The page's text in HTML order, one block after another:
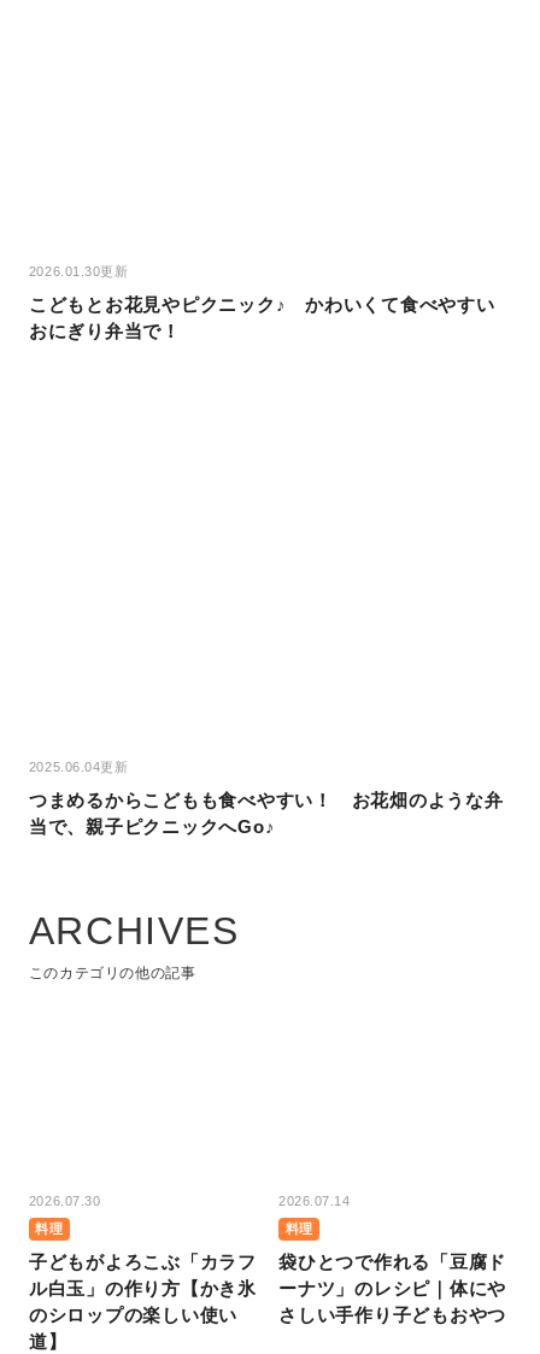
2026.01.30更新
こどもとお花見やピクニック♪ かわいくて食べやすい
おにぎり弁当で！
2025.06.04更新
つまめるからこどもも食べやすい！ お花畑のような弁
当で、親子ピクニックへGo♪
ARCHIVES
このカテゴリの他の記事
2026.07.30
料理
子どもがよろこぶ「カラフ
ル白玉」の作り方【かき氷
のシロップの楽しい使い
道】
2026.07.14
料理
袋ひとつで作れる「豆腐ド
ーナツ」のレシピ｜体にや
さしい手作り子どもおやつ